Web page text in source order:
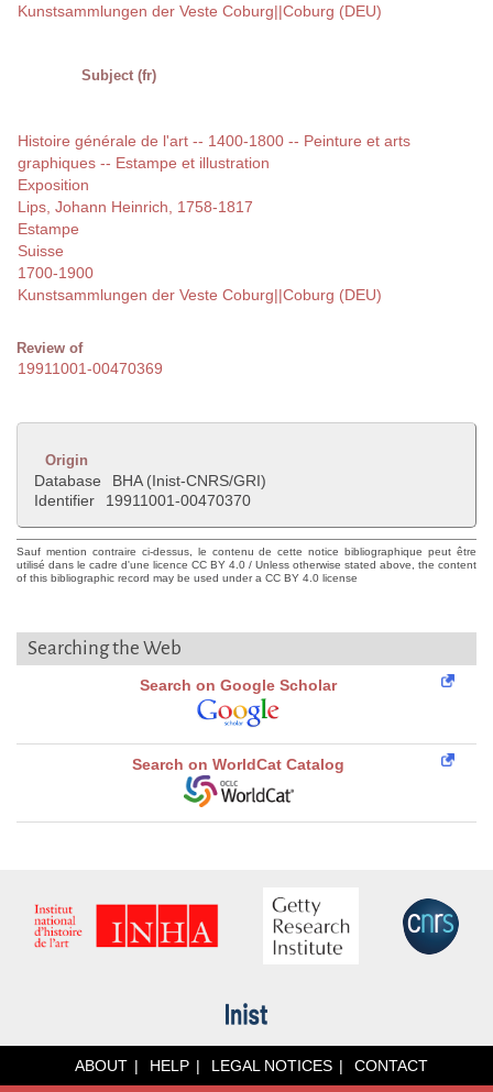
Kunstsammlungen der Veste Coburg||Coburg (DEU)
Subject (fr)
Histoire générale de l'art -- 1400-1800 -- Peinture et arts
graphiques -- Estampe et illustration
Exposition
Lips, Johann Heinrich, 1758-1817
Estampe
Suisse
1700-1900
Kunstsammlungen der Veste Coburg||Coburg (DEU)
Review of
19911001-00470369
Origin
Database
BHA (Inist-CNRS/GRI)
Identifier
19911001-00470370
Sauf mention contraire ci-dessus, le contenu de cette notice bibliographique peut être
utilisé dans le cadre d'une licence CC BY 4.0 / Unless otherwise stated above, the content
of this bibliographic record may be used under a CC BY 4.0 license
Searching the Web
Search on Google Scholar
Search on WorldCat Catalog
ABOUT HELP LEGAL NOTICES CONTACT